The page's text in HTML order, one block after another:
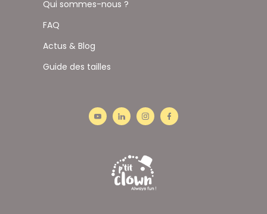
Qui sommes-nous ?
FAQ
Actus & Blog
Guide des tailles